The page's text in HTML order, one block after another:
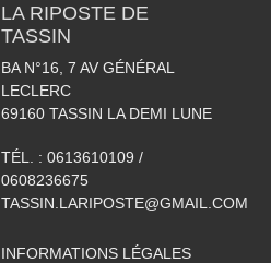
LA RIPOSTE DE
TASSIN
BA N°16, 7 AV GÉNÉRAL
LECLERC
69160 TASSIN LA DEMI LUNE
TÉL. : 0613610109 /
0608236675
TASSIN.LARIPOSTE@GMAIL.COM
INFORMATIONS LÉGALES